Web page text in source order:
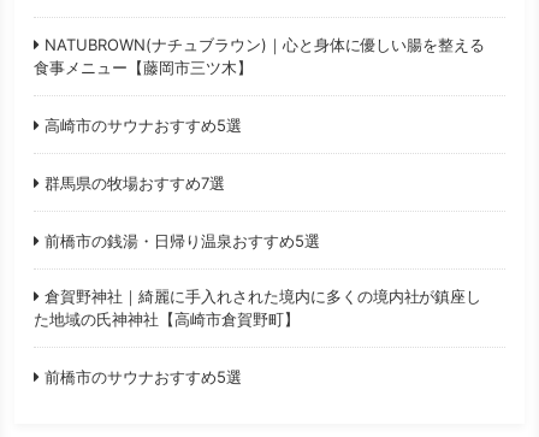
NATUBROWN(ナチュブラウン)｜心と身体に優しい腸を整える
食事メニュー【藤岡市三ツ木】
高崎市のサウナおすすめ5選
群馬県の牧場おすすめ7選
前橋市の銭湯・日帰り温泉おすすめ5選
倉賀野神社｜綺麗に手入れされた境内に多くの境内社が鎮座し
た地域の氏神神社【高崎市倉賀野町】
前橋市のサウナおすすめ5選